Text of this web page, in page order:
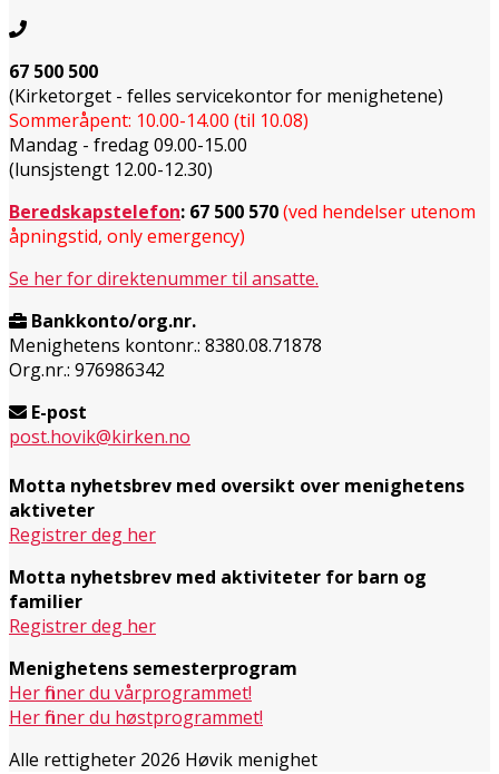
67 500 500
(Kirketorget - felles servicekontor for menighetene)
Sommeråpent: 10.00-14.00 (til 10.08)
Mandag - fredag 09.00-15.00
(lunsjstengt 12.00-12.30)
Beredskapstelefon: 67 500 570(ved hendelser utenom
åpningstid, only emergency)
Se her for direktenummer til ansatte.
Bankkonto/org.nr.
Menighetens kontonr.: 8380.08.71878
Org.nr.: 976986342
E-post
post.hovik@kirken.no
Motta nyhetsbrev med oversikt over menighetens
aktiveter
Registrer deg her
Motta nyhetsbrev med aktiviteter for barn og
familier
Registrer deg her
Menighetens semesterprogram
Her finner du vårprogrammet!
Her finner du høstprogrammet!
Alle rettigheter 2026 Høvik menighet